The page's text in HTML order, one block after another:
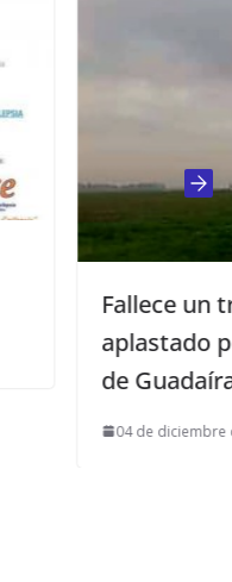
del campo
un tractor en Alcalá